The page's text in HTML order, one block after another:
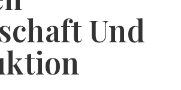
Und